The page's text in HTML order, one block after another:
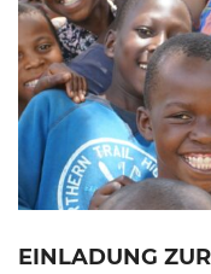
EINLADUNG